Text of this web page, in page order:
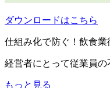
ダウンロードはこちら
仕組み化で防ぐ！飲食
経営者にとって従業員の
もっと見る